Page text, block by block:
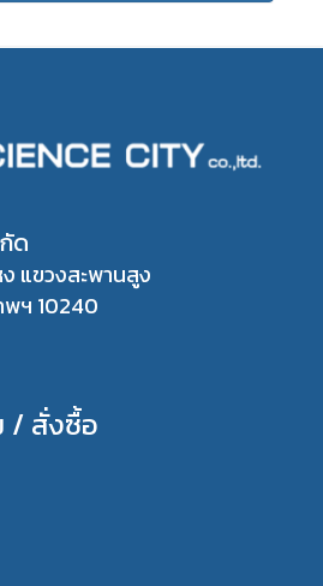
ด
แขวงสะพานสูง
พฯ 10240
/ สั่งซื้อ